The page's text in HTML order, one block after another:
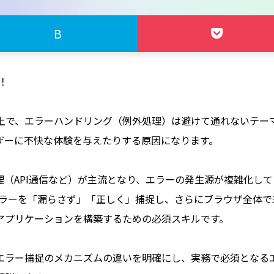
B
、エラーハンドリング（例外処理）は避けて通れないテ
に不快な体験を与えたりする原因になります。
API通信など）が主流となり、エラーの発生源が複雑化し
ーを「漏らさず」「正しく」捕捉し、さらにブラウザ全体
リケーションを構築するための必須スキルです。
ー捕捉のメカニズムの違いを明確にし、実務で必須とな